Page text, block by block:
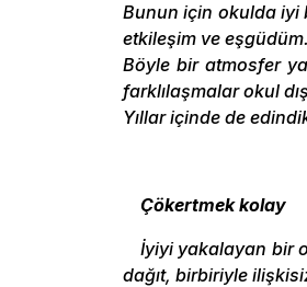
Bunun için okulda iyi
etkileşim ve
Böyle bir atmosfer
farklılaşmalar okul
Yıllar içinde de
Çökertmek kolay
İyiyi yakalayan bir
dağıt, birbiriyle